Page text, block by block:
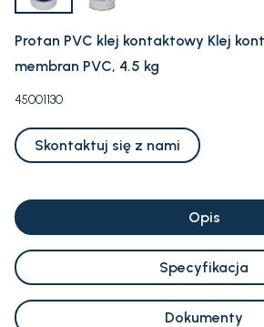
Protan PVC klej kontaktowy Klej
membran PVC, 4.5 kg
45001130
Skontaktuj się z nami
Opis
Specyfikacja
Dokumenty